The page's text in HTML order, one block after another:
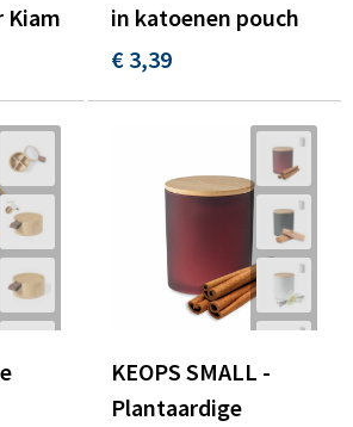
Kiam
in katoenen pouch
€ 3,39
KEOPS SMALL -
Plantaardige